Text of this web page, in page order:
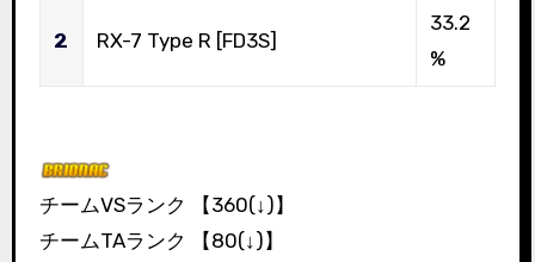
2 RX-7 Type R [FD3S]
33.2
%
チームVSランク 【360(↓)】
チームTAランク 【80(↓)】